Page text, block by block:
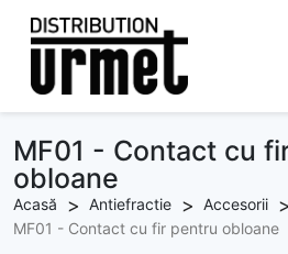
MF01 - Contact cu
obloane
Acasă Antiefractie
Accesorii
MF01 - Contact cu fir pentru obloane